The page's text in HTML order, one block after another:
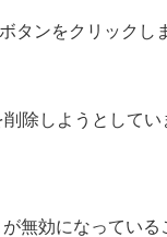
タンをクリック
削除しようとして
無効になってい